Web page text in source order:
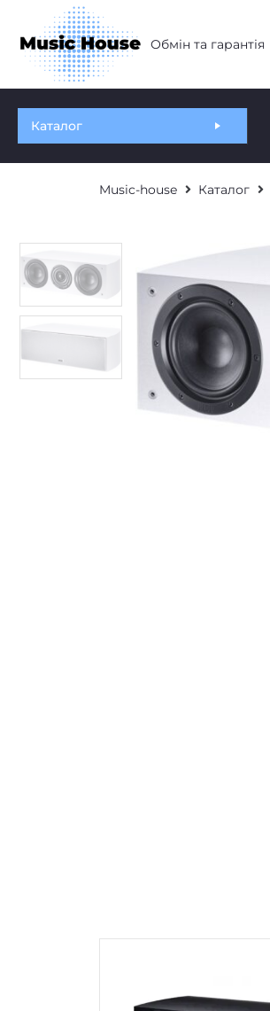
Обмін та гарантія
Каталог
Music-house Каталог